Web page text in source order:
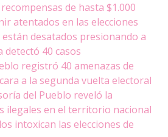
de hasta $1.000
atentados en las elecciones
desatados presionando a
40 casos
registró 40 amenazas de
a la segunda vuelta electoral
del Pueblo reveló la
ilegales en el territorio nacional
intoxican las elecciones de